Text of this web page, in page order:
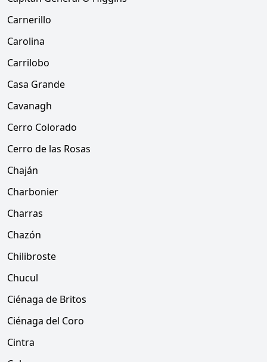
Carnerillo
Carolina
Carrilobo
Casa Grande
Cavanagh
Cerro Colorado
Cerro de las Rosas
Chaján
Charbonier
Charras
Chazón
Chilibroste
Chucul
Ciénaga de Britos
Ciénaga del Coro
Cintra